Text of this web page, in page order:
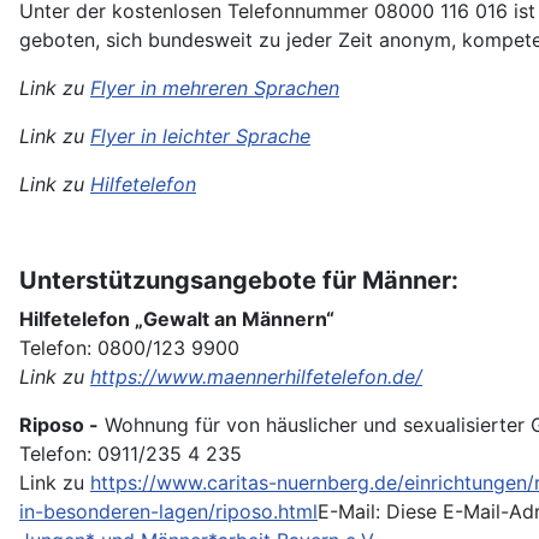
Unter der kostenlosen Telefonnummer 08000 116 016
geboten, sich bundesweit zu jeder Zeit anonym,
Link zu Flyer in mehreren Sprachen
Link zu Flyer in leichter Sprache
Link zu Hilfetelefon
Unterstützungsangebote für Männer:
Hilfetelefon „Gewalt an Männern“
Telefon: 0800/123 9900
Link zu https://www.maennerhilfetelefon.de/
Riposo - Wohnung für von häuslicher und sexualisierter
Telefon: 0911/235 4 235
Link zu https://www.caritas-nuernberg.de/
in-besonderen-lagen/riposo.htmlE-Mail: Diese E-Mail-